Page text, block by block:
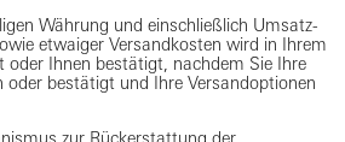
Währung und einschließlich Umsatz-
etwaiger Versandkosten wird in Ihrem
oder Ihnen bestätigt, nachdem Sie Ihre
oder bestätigt und Ihre Versandoptionen